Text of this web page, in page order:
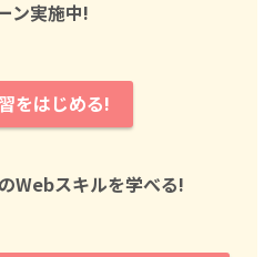
ン実施中!
をはじめる!
Webスキルを学べる!